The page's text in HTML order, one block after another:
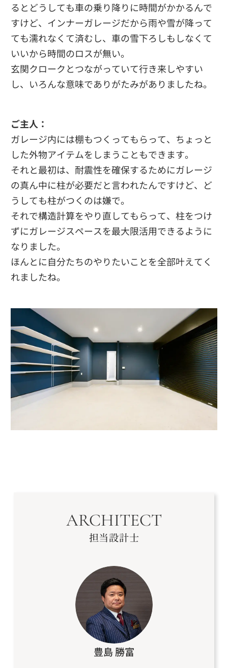
るとどうしても車の乗り降りに時間がかかるんで
すけど、インナーガレージだから雨や雪が降って
ても濡れなくて済むし、車の雪下ろしもしなくて
いいから時間のロスが無い。
玄関クロークとつながっていて行き来しやすい
し、いろんな意味でありがたみがありましたね。
ご主人：
ガレージ内には棚もつくってもらって、ちょっと
した外物アイテムをしまうこともできます。
それと最初は、耐震性を確保するためにガレージ
の真ん中に柱が必要だと言われたんですけど、ど
うしても柱がつくのは嫌で。
それで構造計算をやり直してもらって、柱をつけ
ずにガレージスペースを最大限活用できるように
なりました。
ほんとに自分たちのやりたいことを全部叶えてく
れましたね。
ARCHITECT
担当設計士
豊島 勝富